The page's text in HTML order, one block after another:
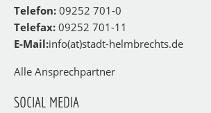
Telefon: 09252 701-0
Telefax: 09252 701-11
E-Mail:info(at)stadt-helmbrechts.de
Alle Ansprechpartner
SOCIAL MEDIA